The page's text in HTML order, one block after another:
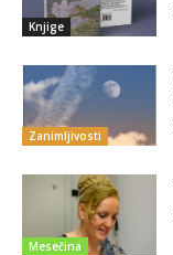
Knjige
Zanimljivosti
Mesečina